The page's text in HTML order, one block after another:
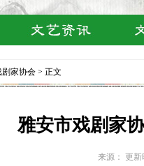
剧家协会 > 正文
雅安市戏剧家
来源： 更新